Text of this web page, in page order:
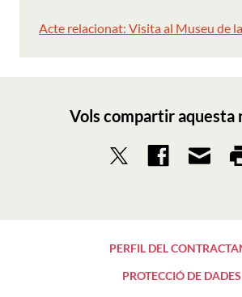
Acte relacionat: Visita al Museu de
Vols compartir aquesta
PERFIL DEL
PROTECCIÓ DE DADES